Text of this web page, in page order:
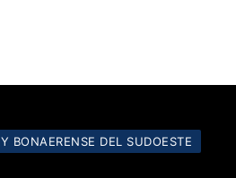
BONAERENSE DEL SUDOESTE